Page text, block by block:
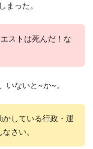
まった。
ストは死んだ！な
いないと~か~。
している行政・運
さい。